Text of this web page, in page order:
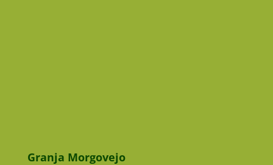
Granja Morgovejo